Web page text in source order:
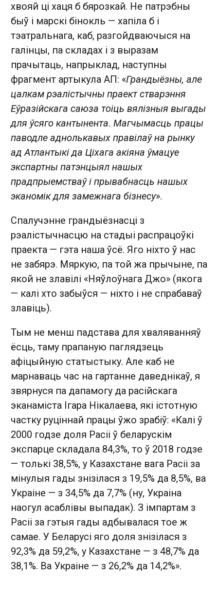
хвояй ці хаця б бярозкай. Не патрэбны
быў і марскі бінокль — хапіла б і
тэатральнага, каб, разгойдваючыся на
галінцы, па складах і з выразам
прачытаць, напрыклад, наступны
фрагмент артыкула АП: «Грандыёзны, але
цалкам рэалістычны праект стварэння
Еўразійскага саюза тоіць вялізныя выгады
для ўсяго кантынента. Магчымасць працы
паводле аднолькавых правілаў на рынку
ад Атлантыкі да Ціхага акіяна ўмацуе
экспартны патэнцыял нашых
прадпрыемстваў і прывабнасць нашых
эканомік для замежнага бізнесу».
Спалучэнне грандыёзнасці з
рэалістычнасцю на стадыі распрацоўкі
праекта — гэта наша ўсё. Яго ніхто ў нас
не забярэ. Мяркую, па той жа прычыне, па
якой не злавілі «Няўлоўнага Джо» (якога
— калі хто забыўся — ніхто і не спрабаваў
злавіць).
Тым не менш падстава для хваляванняў
ёсць, таму прапаную паглядзець
афіцыйную статыстыку. Але каб не
марнаваць час на гартанне даведнікаў, я
звярнуся па дапамогу да расійскага
эканаміста Ігара Нікалаева, які істотную
частку руціннай працы ўжо зрабіў: «Калі ў
2000 годзе доля Расіі ў беларускім
экспарце складала 84,3%, то ў 2018 годзе
— толькі 38,5%, у Казахстане вага Расіі за
мінулыя гады знізілася з 19,5% да 8,5%, ва
Украіне — з 34,5% да 7,7% (ну, Украіна
наогул асаблівы выпадак). З імпартам з
Расіі за гэтыя гады адбывалася тое ж
самае. У Беларусі яго доля знізілася з
92,3% да 59,2%, у Казахстане — з 48,7% да
38,1%. Ва Украіне — з 26,2% да 14,2%».